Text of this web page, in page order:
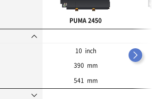
PUMA 2450
10 inch
390 mm
541 mm